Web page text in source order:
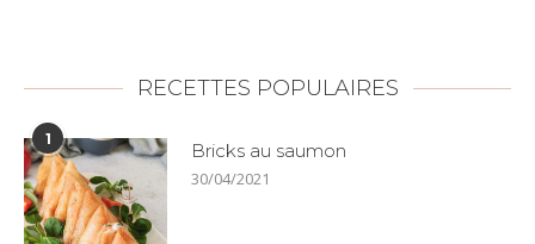
RECETTES POPULAIRES
1
Bricks au saumon
30/04/2021